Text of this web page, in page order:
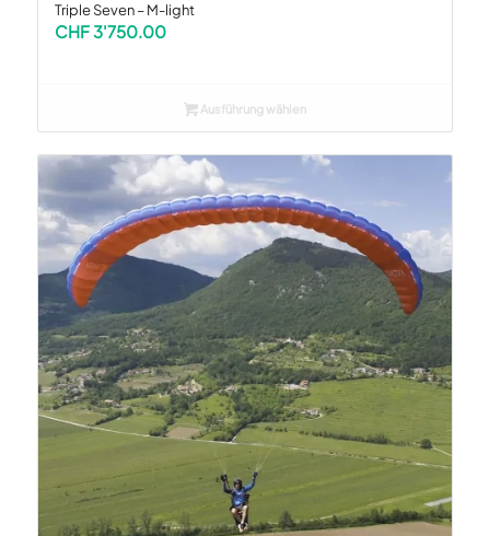
Triple Seven – M-light
CHF3'750.00
Ausführung wählen